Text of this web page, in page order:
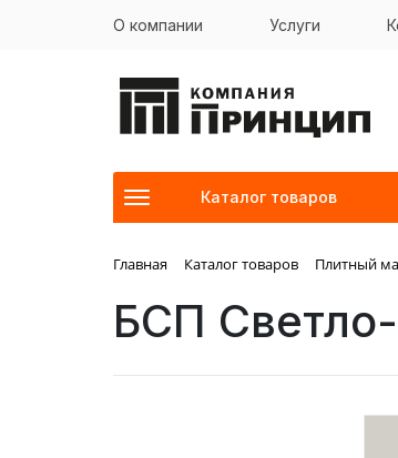
О компании Услуги
Каталог товаров
Главная Каталог товаров Плитный
БСП